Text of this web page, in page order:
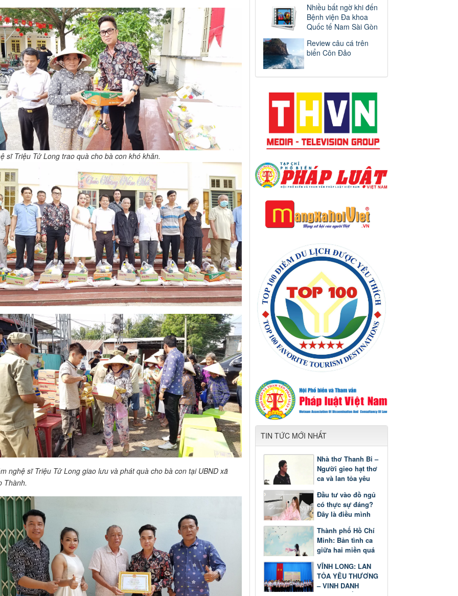
sĩ Triệu Tử Long trao quà cho bà con khó khăn.
nghệ sĩ Triệu Tử Long giao lưu và phát quà cho bà con tại UBND xã
Thành.
Nhiều bất ngờ khi đến
Bệnh viện Đa khoa
Quốc tế Nam Sài Gòn
Review câu cá trên
biển Côn Đảo
TIN TỨC MỚI NHẤT
Nhà thơ Thanh Bi –
Người gieo hạt thơ
ca và lan tỏa yêu
Đầu tư vào đồ ngủ
có thực sự đáng?
Đây là điều mình
thời gian
Thành phố Hồ Chí
Minh: Bản tình ca
giữa hai miền quá
VĨNH LONG: LAN
TỎA YÊU THƯƠNG
– VINH DANH